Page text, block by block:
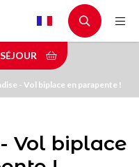
- Vol biplace en parapente !
Vol biplace